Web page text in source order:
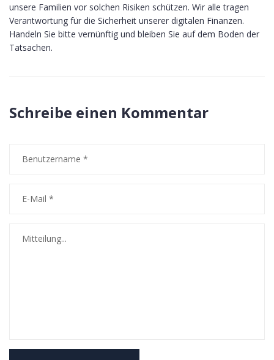
unsere Familien vor solchen Risiken schützen. Wir alle tragen
Verantwortung für die Sicherheit unserer digitalen Finanzen.
Handeln Sie bitte vernünftig und bleiben Sie auf dem Boden der
Tatsachen.
Schreibe einen Kommentar